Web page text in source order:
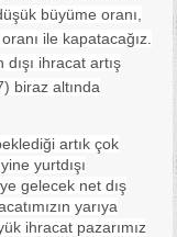
büyüme oranı,
ile kapatacağız.
ihracat artış
biraz altında
artık çok
yurtdışı
gelecek net dış
yarıya
ihracat pazarımız